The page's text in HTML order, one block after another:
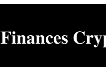
𝐅𝐢𝐧𝐚𝐧𝐜𝐞𝐬